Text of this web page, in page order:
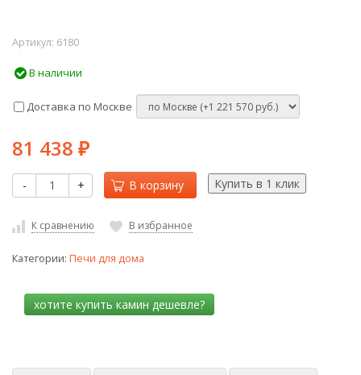
Артикул: 6180
В наличии
Доставка по Москве
81 438 ₽
- + В корзину
К сравнению В избранное
Категории: Печи для дома